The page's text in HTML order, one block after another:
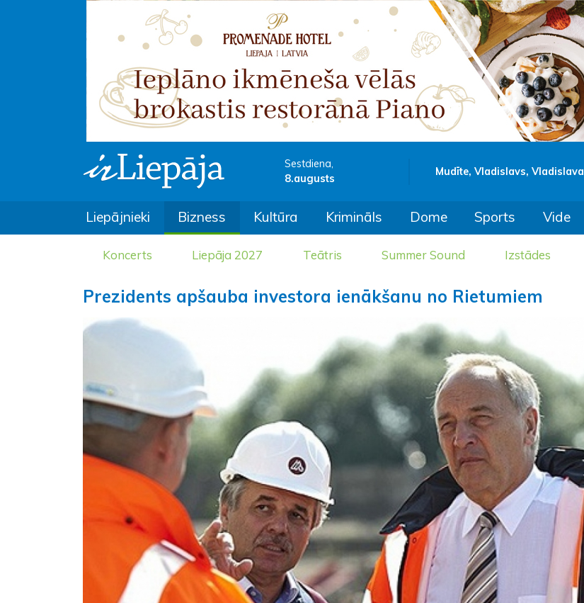
Sestdiena,
8.augusts
Mudīte, Vladislavs, Vladislava
Liepājnieki Bizness Kultūra Krimināls Dome Sports Vide
Koncerts Liepāja 2027 Teātris Summer Sound Izstādes
Prezidents apšauba investora ienākšanu no Rietumiem